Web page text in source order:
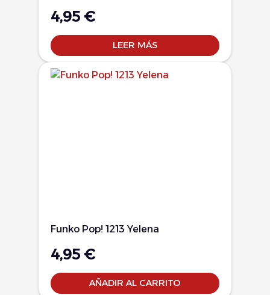
4,95 €
LEER MÁS
Funko Pop! 1213 Yelena
4,95 €
AÑADIR AL CARRITO